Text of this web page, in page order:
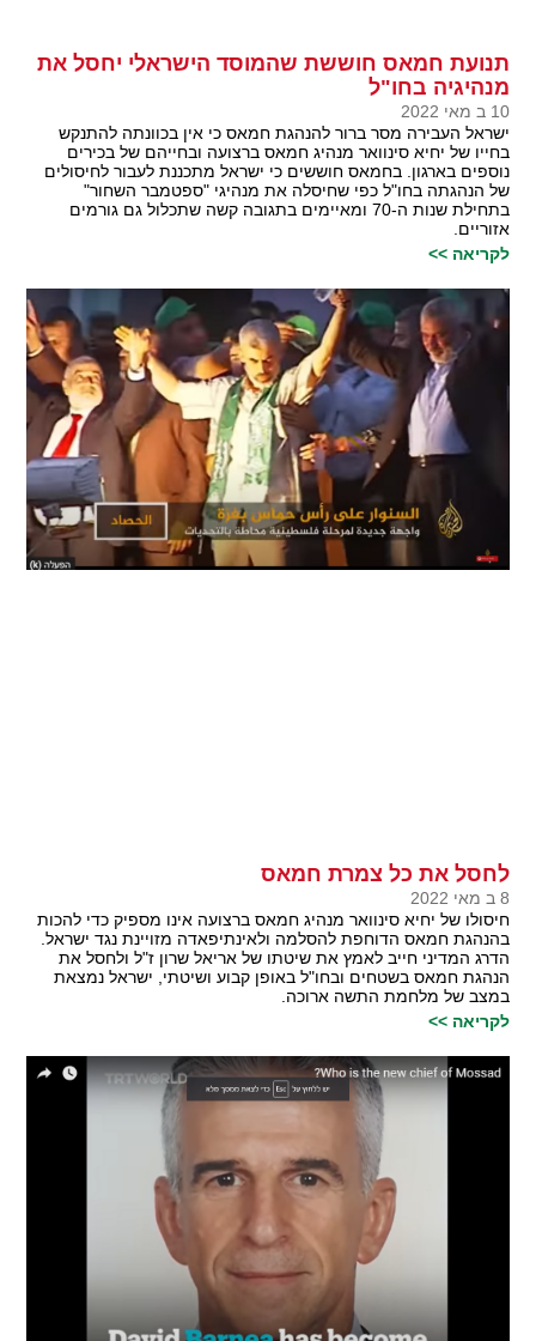
תנועת חמאס חוששת שהמוסד הישראלי יחסל את
מנהיגיה בחו"ל
10 ב מאי 2022
ישראל העבירה מסר ברור להנהגת חמאס כי אין בכוונתה להתנקש
בחייו של יחיא סינוואר מנהיג חמאס ברצועה ובחייהם של בכירים
נוספים בארגון. בחמאס חוששים כי ישראל מתכננת לעבור לחיסולים
של הנהגתה בחו"ל כפי שחיסלה את מנהיגי "ספטמבר השחור"
בתחילת שנות ה-70 ומאיימים בתגובה קשה שתכלול גם גורמים
אזוריים.
לקריאה >>
לחסל את כל צמרת חמאס
8 ב מאי 2022
חיסולו של יחיא סינוואר מנהיג חמאס ברצועה אינו מספיק כדי להכות
בהנהגת חמאס הדוחפת להסלמה ולאינתיפאדה מזויינת נגד ישראל.
הדרג המדיני חייב לאמץ את שיטתו של אריאל שרון ז"ל ולחסל את
הנהגת חמאס בשטחים ובחו"ל באופן קבוע ושיטתי, ישראל נמצאת
במצב של מלחמת התשה ארוכה.
לקריאה >>